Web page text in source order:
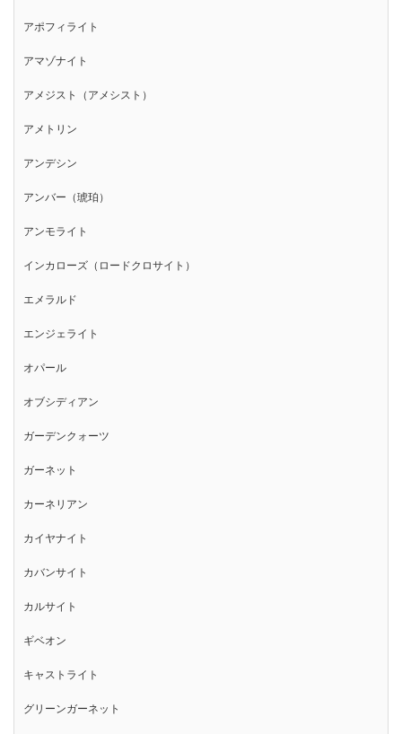
アポフィライト
アマゾナイト
アメジスト（アメシスト）
アメトリン
アンデシン
アンバー（琥珀）
アンモライト
インカローズ（ロードクロサイト）
エメラルド
エンジェライト
オパール
オブシディアン
ガーデンクォーツ
ガーネット
カーネリアン
カイヤナイト
カバンサイト
カルサイト
ギベオン
キャストライト
グリーンガーネット